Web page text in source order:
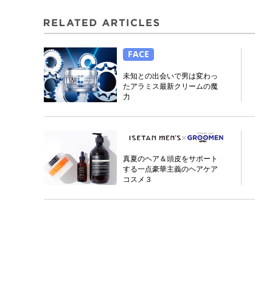
FACE
未知との出会いで男は変わっ
たアラミス最新クリームの魔
力
真夏のヘア＆頭皮をサポート
する一点豪華主義のヘアケア
コスメ３